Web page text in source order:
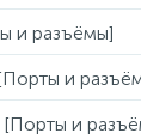
и разъёмы]
и
и